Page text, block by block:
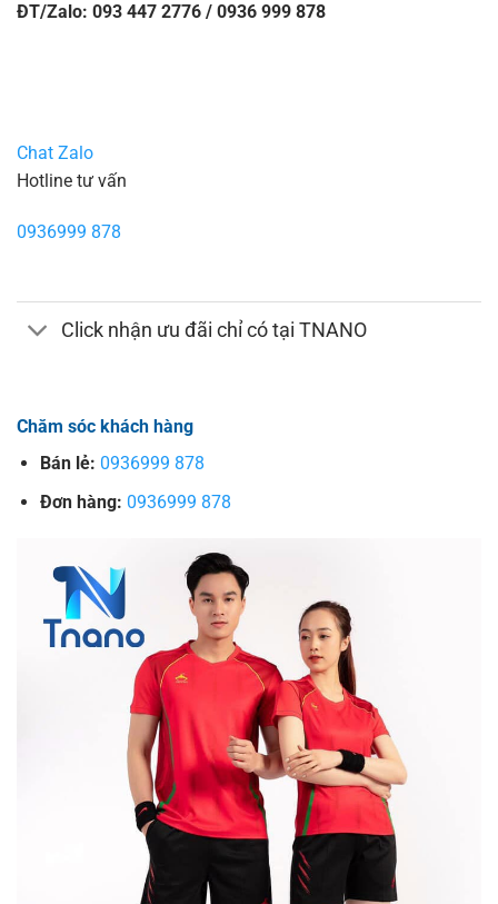
ĐT/Zalo: 093 447 2776 / 0936 999 878
Chat Zalo
Hotline tư vấn
0936999 878
Click nhận ưu đãi chỉ có tại TNANO
Chăm sóc khách hàng
Bán lẻ: 0936999 878
Đơn hàng: 0936999 878